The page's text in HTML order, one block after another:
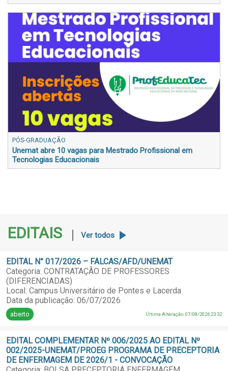
PÓS-GRADUAÇÃO
Unemat abre 10 vagas para Mestrado Profissional em
Tecnologias Educacionais
EDITAIS Ver todos
EDITAL N° 017/2026 – FALCAS/AFD/UNEMAT
Categoria: CONTRATAÇÃO DE PROFESSORES
(DIFERENCIADAS)
Local: Campus Universitário de Pontes e Lacerda
Data da publicação: 06/07/2026
aberto Última Alteração: 07/08/2026 23:32
EDITAL COMPLEMENTAR Nº 006/2025 AO EDITAL Nº
002/2025-UNEMAT/PROEG PROGRAMA DE PRECEPTORIA
DE ENFERMAGEM DE 2026/1 - CONVOCAÇÃO